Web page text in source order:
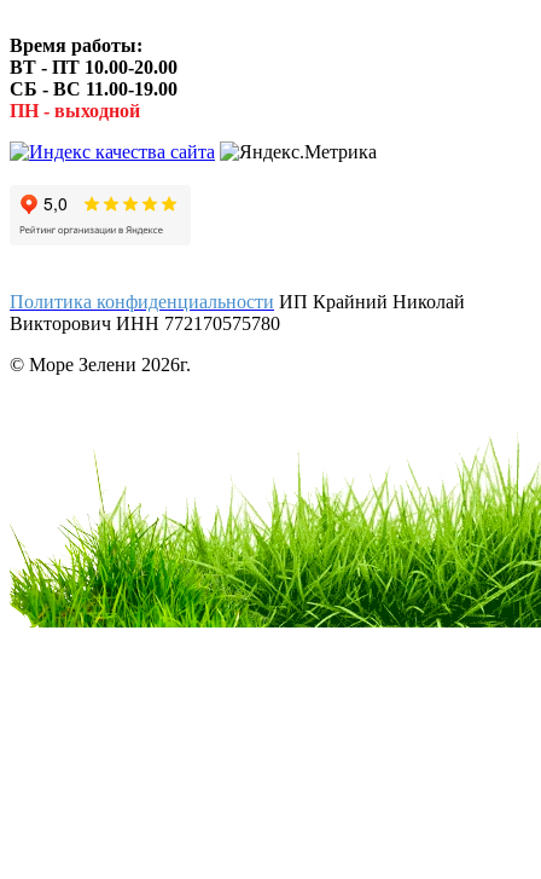
Время работы:
ВТ - ПТ 10.00-20.00
СБ - ВС 11.00-19.00
ПН - выходной
Политика конфиденциальности ИП Крайний Николай
Викторович ИНН 772170575780
© Море Зелени 2026г.